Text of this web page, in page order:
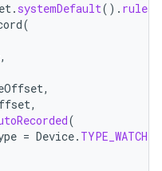
. systemDefault(). rules
(
,
,
,
(
= Device. TYPE_WATCH